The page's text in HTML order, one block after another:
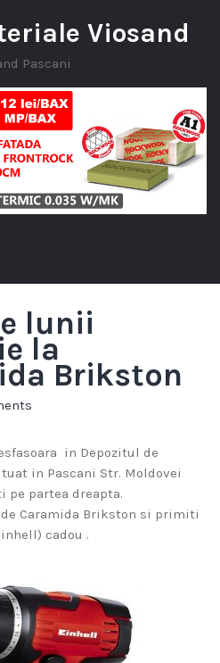
Viosand
Pascani
lunii
la
Brikston
in Depozitul de
in Pascani Str. Moldovei
pe partea dreapta.
Caramida Brikston si primiti
cadou .